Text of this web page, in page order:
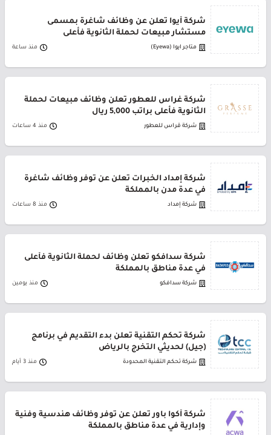
شركة أيوا تعلن عن وظائف شاغرة بمسمى
مستشار مبيعات لحملة الثانوية فأعلى
متاجر ايوا (Eyewa) منذ ساعة
شركة غراس للعطور تعلن وظائف مبيعات لحملة
الثانوية فأعلى براتب 5,000 ريال
شركة قراس للعطور منذ 4 ساعات
شركة إمداد الخبرات تعلن عن توفر وظائف شاغرة
في عدة مدن بالمملكة
شركة إمداد منذ 8 ساعات
شركة سدافكو تعلن وظائف لحملة الثانوية فأعلى
في عدة مناطق بالمملكة
شركة سدافكو منذ يومين
شركة تحكم التقنية تعلن بدء التقديم في برنامج
(جيل) لحديثي التخرج بالرياض
شركة تحكم التقنية المحدودة منذ 3 أيام
شركة أكوا باور تعلن عن توفر وظائف هندسية وفنية
وإدارية في عدة مناطق بالمملكة